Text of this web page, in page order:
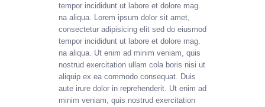
tempor incididunt ut labore et dolore mag.
na aliqua. Lorem ipsum dolor sit amet,
consectetur adipisicing elit sed do eiusmod
tempor incididunt ut labore et dolore mag.
na aliqua. Ut enim ad minim veniam, quis
nostrud exercitation ullam cola boris nisi ut
aliquip ex ea commodo consequat. Duis
aute irure dolor in reprehenderit. Ut enim ad
minim veniam, quis nostrud exercitation